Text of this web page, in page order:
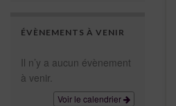
ÉVÈNEMENTS À VENIR
Il n’y a aucun évènement
à venir.
Voir le calendrier